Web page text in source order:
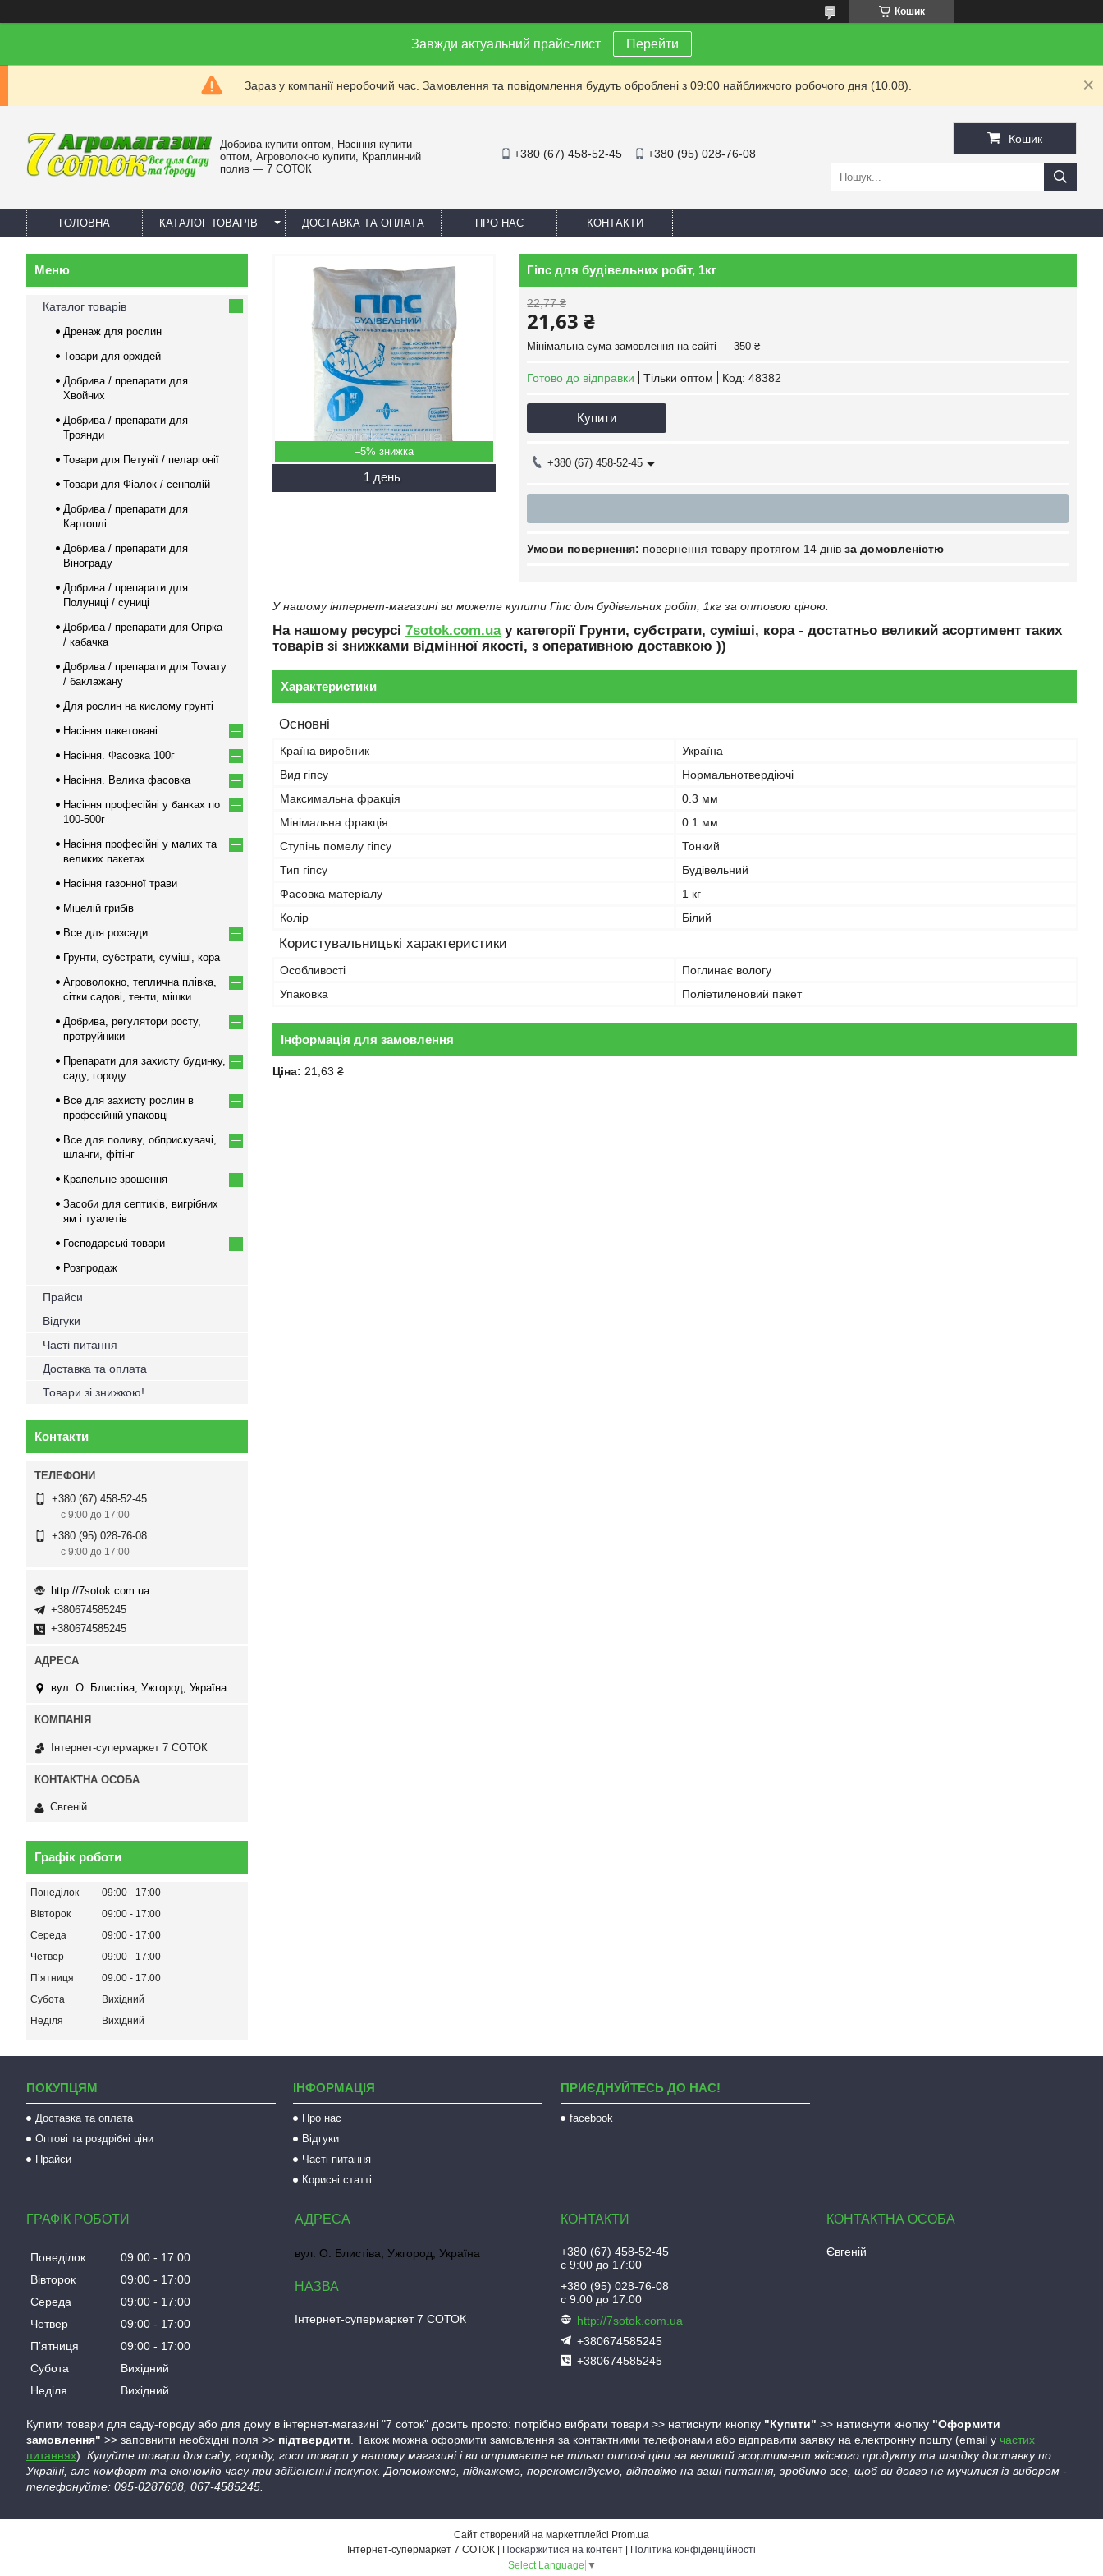
Кошик
Завжди актуальний прайс-лист Перейти
Зараз у компанії неробочий час. Замовлення та повідомлення будуть оброблені з 09:00 найближчого робочого дня (10.08).
Добрива купити оптом, Насіння купити
оптом, Агроволокно купити, Краплинний
полив — 7 СОТОК
+380 (67) 458-52-45 +380 (95) 028-76-08
Кошик
ГОЛОВНА КАТАЛОГ ТОВАРІВ ДОСТАВКА ТА ОПЛАТА ПРО НАС КОНТАКТИ
–5%
1 день
Гіпс для будівельних робіт, 1кг
22,77 ₴
21,63 ₴
Мінімальна сума замовлення на сайті — 350 ₴
Готово до відправки Тільки оптом Код: 48382
Купити
+380 (67) 458-52-45
повернення товару протягом 14 днів за домовленістю
У нашому інтернет-магазині ви можете купити Гіпс для будівельних робіт, 1кг за оптовою ціною.
На нашому ресурсі 7sotok.com.uaу категорії Грунти, субстрати, суміші, кора - достатньо великий асортимент таких
товарів зі знижками відмінної якості, з оперативною доставкою ))
Характеристики
Основні
Країна виробник
Україна
Вид гіпсу
Нормальнотвердіючі
Максимальна фракція
0.3 мм
Мінімальна фракція
0.1 мм
Ступінь помелу гіпсу
Тонкий
Тип гіпсу
Будівельний
Фасовка матеріалу
1 кг
Колір
Білий
Користувальницькі характеристики
Особливості
Поглинає вологу
Упаковка
Поліетиленовий пакет
Інформація для замовлення
Ціна: 21,63 ₴
Каталог товарів
Дренаж для рослин
Товари для орхідей
Добрива / препарати для
Хвойних
Добрива / препарати для
Троянди
Товари для Петунії / пеларгонії
Товари для Фіалок / сенполій
Добрива / препарати для
Картоплі
Добрива / препарати для
Вінограду
Добрива / препарати для
Полуниці / суниці
Добрива / препарати для Огірка
/ кабачка
Добрива / препарати для Томату
/ баклажану
Для рослин на кислому грунті
Насіння пакетовані
Насіння. Фасовка 100г
Насіння. Велика фасовка
Насіння професійні у банках по
100-500г
Насіння професійні у малих та
великих пакетах
Насіння газонної трави
Міцелій грибів
Все для розсади
Грунти, субстрати, суміші, кора
Агроволокно, теплична плівка,
сітки садові, тенти, мішки
Добрива, регулятори росту,
протруйники
Препарати для захисту будинку,
саду, городу
Все для захисту рослин в
професійній упаковці
Все для поливу, обприскувачі,
шланги, фітінг
Крапельне зрошення
Засоби для септиків, вигрібних
ям і туалетів
Господарські товари
Розпродаж
Прайси
Відгуки
Часті питання
Доставка та оплата
Товари зі знижкою!
Контакти
+380 (67) 458-52-45
с 9:00 до 17:00
+380 (95) 028-76-08
с 9:00 до 17:00
http://7sotok.com.ua
+380674585245
+380674585245
вул. О. Блистіва, Ужгород, Україна
Інтернет-супермаркет 7 СОТОК
Євгеній
Графік роботи
Понеділок 09:00
17:00
Вівторок
09:00
17:00
Середа
09:00
17:00
Четвер
09:00
17:00
Пʼятниця
09:00
17:00
Субота
Вихідний
Неділя
Вихідний
ПОКУПЦЯМ
Доставка та оплата
Оптові та роздрібні ціни
Прайси
ІНФОРМАЦІЯ
Про нас
Відгуки
Часті питання
Корисні статті
ПРИЄДНУЙТЕСЬ ДО НАС!
facebook
ГРАФІК РОБОТИ
Понеділок 09:00
17:00
Вівторок
09:00
17:00
Середа
09:00
17:00
Четвер
09:00
17:00
Пʼятниця
09:00
17:00
Субота
Вихідний
Неділя
Вихідний
вул. О. Блистіва, Ужгород, Україна
Інтернет-супермаркет 7 СОТОК
+380 (67) 458-52-45
с 9:00 до 17:00
+380 (95) 028-76-08
с 9:00 до 17:00
http://7sotok.com.ua
+380674585245
+380674585245
Євгеній
Купити товари для саду-городу або для дому в інтернет-магазині "7 соток" досить просто: потрібно вибрати товари >> натиснути кнопку "Купити" >> натиснути кнопку "Оформити
замовлення" >> заповнити необхідні поля >> підтвердити. Також можна оформити замовлення за контактними телефонами або відправити заявку на електронну пошту (email у частих
питаннях). Купуйте товари для саду, городу, госп.товари у нашому магазині і ви отримаєте не тільки оптові ціни на великий асортимент якісного продукту та швидку доставку по
Україні, але комфорт та економію часу при здійсненні покупок. Допоможемо, підкажемо, порекомендуємо, відповімо на ваші питання, зробимо все, щоб ви довго не мучилися із вибором -
телефонуйте: 095-0287608, 067-4585245.
Сайт створений на маркетплейсі Prom.ua
Поскаржитися на контент
Політика конфіденційності
Select Language ▼